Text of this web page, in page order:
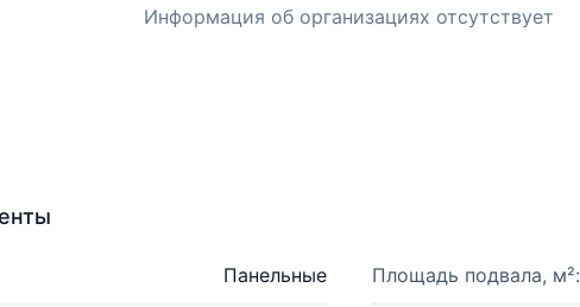
Информация об организациях отсутствует
Панельные Площадь подвала, м²: